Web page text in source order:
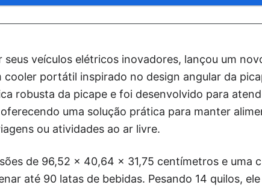
seus veículos elétricos inovadores, lançou um
cooler portátil inspirado no design angular da
robusta da picape e foi desenvolvido para
uma solução prática para manter
ou atividades ao ar livre.
de 96,52 x 40,64 x 31,75 centímetros e uma
até 90 latas de bebidas. Pesando 14 quilos,